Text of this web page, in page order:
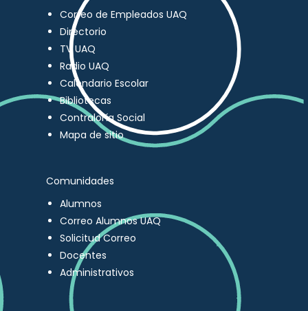
Correo de Empleados UAQ
Directorio
TV UAQ
Radio UAQ
Calendario Escolar
Bibliotecas
Contraloría Social
Mapa de sitio
Comunidades
Alumnos
Correo Alumnos UAQ
Solicitud Correo
Docentes
Administrativos